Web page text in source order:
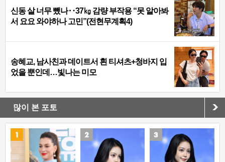
신동 살 너무 뺐나‥37㎏ 감량 부작용 “못 알아봐
서 요요 와야하나 고민”(전현무계획4)
송혜교, 남사친과 데이트서 흰 티셔츠+청바지 입
었을 뿐인데…빛나는 미모
많이 본 포토